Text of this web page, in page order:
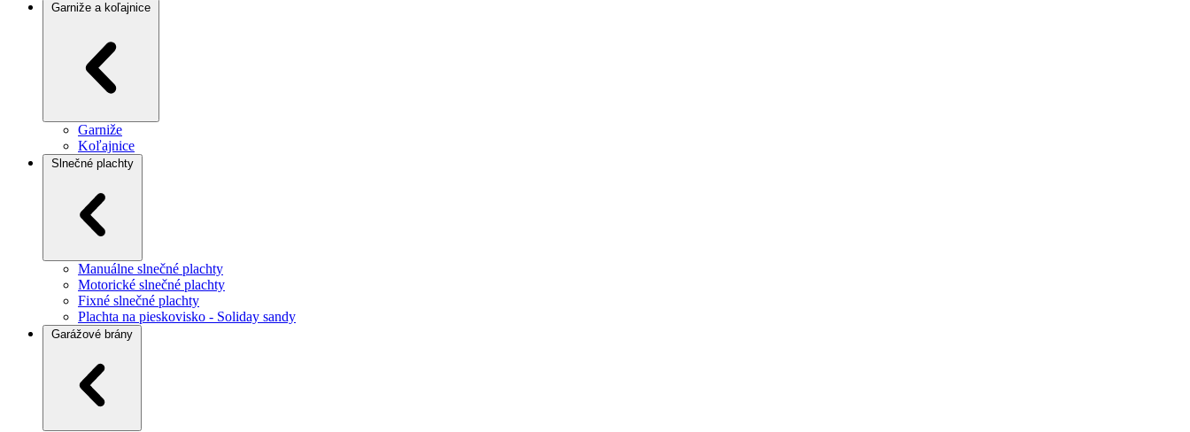
Garniže a koľajnice
Garniže
Koľajnice
Slnečné plachty
Manuálne slnečné plachty
Motorické slnečné plachty
Fixné slnečné plachty
Plachta na pieskovisko - Soliday sandy
Garážové brány